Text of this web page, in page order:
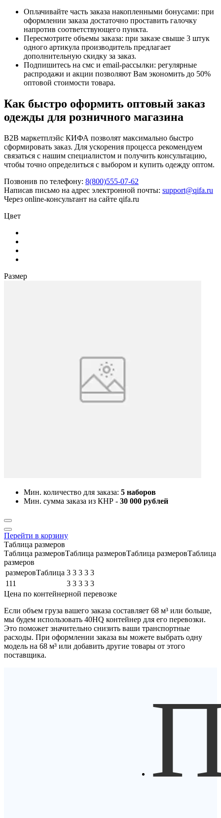
Оплачивайте часть заказа накопленными бонусами: при
оформлении заказа достаточно проставить галочку
напротив соответствующего пункта.
Пересмотрите объемы заказа: при заказе свыше 3 штук
одного артикула производитель предлагает
дополнительную скидку за заказ.
Подпишитесь на смс и email-рассылки: регулярные
распродажи и акции позволяют Вам экономить до 50%
оптовой стоимости товара.
Как быстро оформить оптовый заказ
одежды для розничного магазина
B2B маркетплэйс КИФА позволят максимально быстро
сформировать заказ. Для ускорения процесса рекомендуем
связаться с нашим специалистом и получить консультацию,
чтобы точно определиться с выбором и купить одежду оптом.
Позвонив по телефону: 8(800)555-07-62
Написав письмо на адрес электронной почты: support@qifa.ru
Через online-консультант на сайте qifa.ru
Цвет
Размер
Мин. количество для заказа: 5 наборов
Мин. сумма заказа из КНР - 30 000 рублей
Перейти в корзину
Таблица размеров
Таблица размеровТаблица размеровТаблица размеровТаблица
размеров
размеровТаблица 3 3 3 3 3
111
3 3 3 3 3
Цена по контейнерной перевозке
Если объем груза вашего заказа составляет 68 м³ или больше,
мы будем использовать 40HQ контейнер для его перевозки.
Это поможет значительно снизить ваши транспортные
расходы. При оформлении заказа вы можете выбрать одну
модель на 68 м³ или добавить другие товары от этого
поставщика.